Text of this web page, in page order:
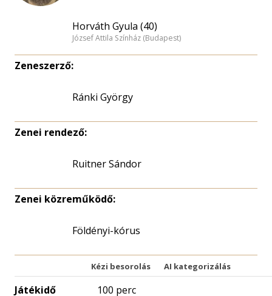
Horváth Gyula (40)
József Attila Színház (Budapest)
Zeneszerző:
Ránki György
Zenei rendező:
Ruitner Sándor
Zenei közreműködő:
Földényi-kórus
Kézi besorolás AI kategorizálás
Játékidő 100 perc